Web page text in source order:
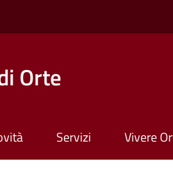
Orte
Servizi Vivere